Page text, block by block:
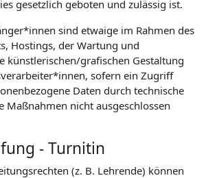
gesetzlich geboten und zulässig ist.
sind etwaige im Rahmen des
Hostings, der Wartung und
künstlerischen/grafischen Gestaltung
sofern ein Zugriff
Daten durch technische
Maßnahmen nicht ausgeschlossen
- Turnitin
(z. B. Lehrende) können